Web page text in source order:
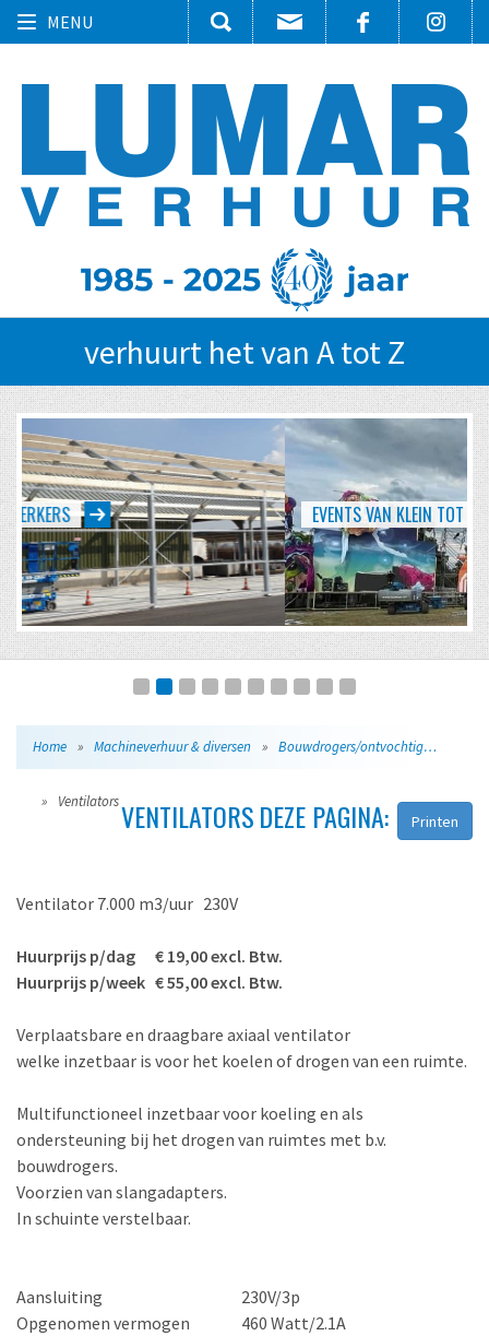
Toggle
MENU
verhuurt het van A tot Z
EVENTS VAN KLEIN TOT GROOT
Home » Machineverhuur & diversen » Bouwdrogers/ontvochtigers
» VentilatorsVENTILATORSDEZE PAGINA: Printen
Ventilator 7.000 m3/uur 230V
Huurprijs p/dag € 19,00 excl. Btw.
Huurprijs p/week € 55,00 excl. Btw.
Verplaatsbare en draagbare axiaal ventilator
welke inzetbaar is voor het koelen of drogen van een ruimte.
Multifunctioneel inzetbaar voor koeling en als
ondersteuning bij het drogen van ruimtes met b.v.
bouwdrogers.
Voorzien van slangadapters.
In schuinte verstelbaar.
Aansluiting
230V/3p
Opgenomen vermogen
460 Watt/2.1A